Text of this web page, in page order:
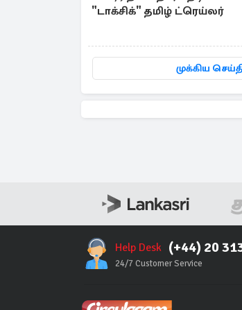
"டாக்சிக்" தமிழ் ட்ரெய்லர்
முக்கிய
Help Desk (+44) 20
24/7 Customer Service